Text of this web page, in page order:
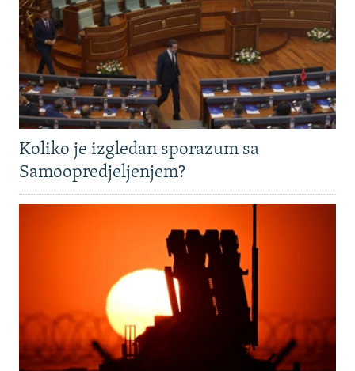
Koliko je izgledan sporazum sa
Samoopredjeljenjem?